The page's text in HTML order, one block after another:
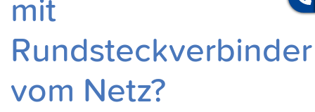
mit
Rundsteckverbinder
vom Netz?